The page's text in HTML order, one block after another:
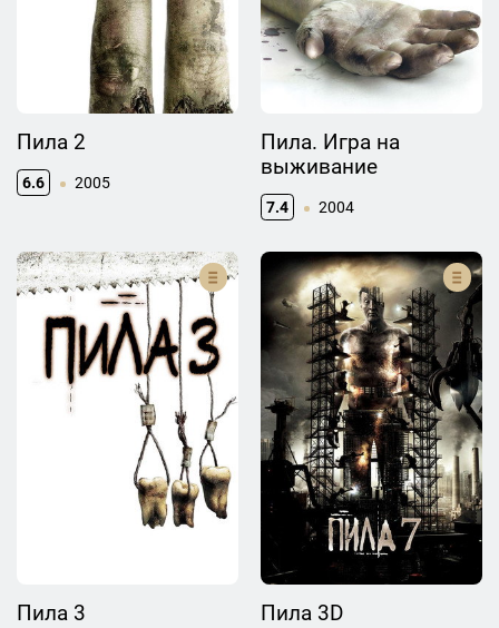
Пила 2
6.6 2005
Пила. Игра на
выживание
7.4 2004
Пила 3 Пила 3D